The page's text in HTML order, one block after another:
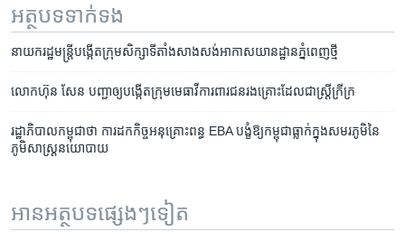
អត្ថបទ​ទាក់ទង
នាយក​រដ្ឋមន្ត្រី​បង្កើត​ក្រុម​សិក្សា​ទីតាំង​សាងសង់​អាកាស​យានដ្ឋាន​ភ្នំពេញ​ថ្មី
លោក​ហ៊ុន សែន​ បញ្ជា​ឲ្យ​បង្កើត​ក្រុម​មេធាវី​ការពារ​ជន​រងគ្រោះ​ដែល​ជា​ស្រ្តី​ក្រីក្រ
រដ្ឋាភិបាល​កម្ពុជា​ថា ​ការ​ដក​កិច្ច​អនុ​គ្រោះ​ពន្ធ​ EBA​ បង្ខំ​​ឱ្យ​កម្ពុជា​ធ្លាក់​ក្នុង​សមរ​ភូមិ​នៃ​
ភូមិ​សាស្ត្រ​នយោបាយ
អានអត្ថបទផ្សេងៗទៀត